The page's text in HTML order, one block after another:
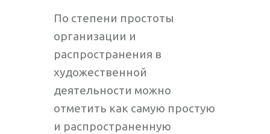
По степени простоты
организации и
распространения в
художественной
деятельности можно
отметить как самую простую
и распространенную